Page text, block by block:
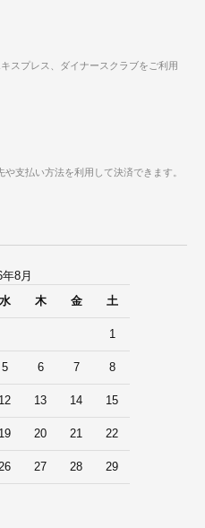
スプレス、ダイナースクラブをご利用
支払い方法を利用して決済できます。
8月
水 木 金 土
1
5 6 7 8
12 13 14 15
19 20 21 22
27 28 29